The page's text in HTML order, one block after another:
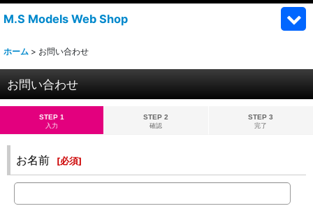
M.S Models Web Shop
ホーム > お問い合わせ
お問い合わせ
STEP 1
入力
STEP 2
確認
STEP 3
完了
お名前 [必須]